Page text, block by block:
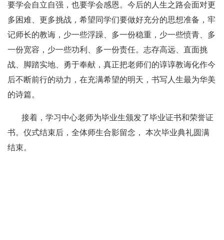
要学会自立自强，也要学会感恩。今后的人生之路会面对更
多困难、更多挑战，希望同学们要做好充分的思想准备，牢
记师长的教诲，少一些浮躁、多一份稳重，少一些愤青、多
一份宽容，少一些功利、多一份责任。志存高远、直面挑
战、脚踏实地、勇于奉献，真正把老师们的谆谆教诲化作今
后不断前行的动力，在充满希望的明天，书写人生最为华美
的诗篇。
接着，学习中心老师为毕业生颁发了毕业证书和荣誉证
书。仪式结束后，全体师生合影留念， 本次毕业典礼圆满
结束。